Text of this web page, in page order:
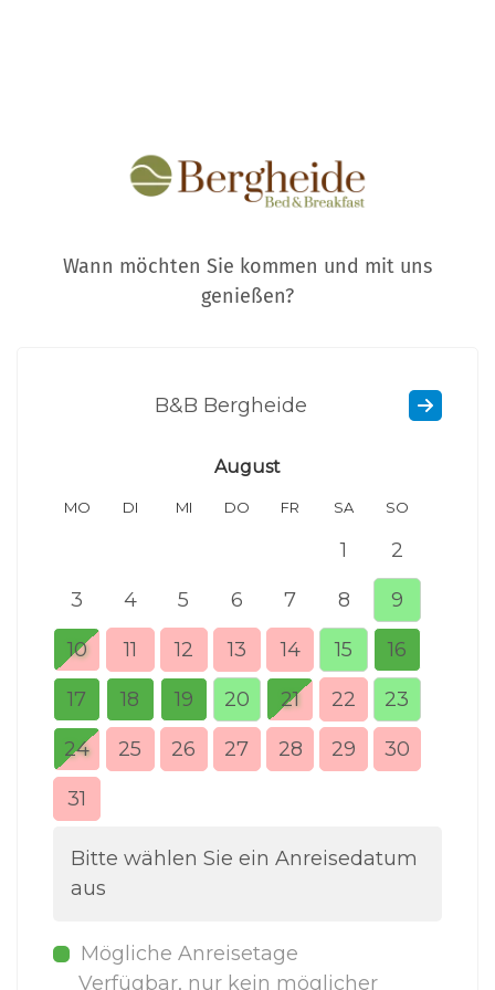
Wann möchten Sie kommen und mit uns
genießen?
B&B Bergheide
August
MO DI MI DO FR SA SO
1 2
3 4 5 6 7 8 9
10 11 12 13 14 15 16
17 18 19 20 21 22 23
24 25 26 27 28 29 30
31
Bitte wählen Sie ein Anreisedatum
aus
Mögliche Anreisetage
Verfügbar, nur kein möglicher